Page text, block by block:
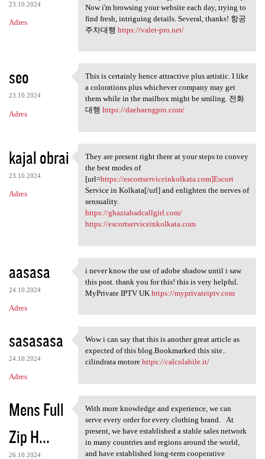
23.10.2024
Adres
Now i'm browsing your website each day, trying to
find fresh, intriguing details. Several, thanks! 항공
주차대행 https://valet-pro.net/
seo
23.10.2024
Adres
This is certainly hence
This is certainly hence attractive plus artistic. I like
a colorations plus whichever company may get
them while in the mailbox might be smiling. 전화
대행 https://daehaengpro.com/
kajal obrai
23.10.2024
Adres
They are present right there
They are present right there at your steps to convey
the best modes of
[url=https://escortserviceinkolkata.com]Escort
Service in Kolkata[/url] and enlighten the nerves of
sensuality.
https://ghaziabadcallgirl.com/
https://escortserviceinkolkata.com
aasasa
24.10.2024
Adres
i never know the use of adobe
i never know the use of adobe shadow until i saw
this post. thank you for this! this is very helpful.
MyPrivate IPTV UK https://myprivateiptv.com
sasasasa
24.10.2024
Adres
Wow i can say that this is
Wow i can say that this is another great article as
expected of this blog.Bookmarked this site..
cilindrata motore https://calcolabile.it/
Mens Full
Zip H...
26.10.2024
With more knowledge and
With more knowledge and experience, we can
serve every order for every clothing brand. At
present, we have established a stable sales network
in many countries and regions around the world,
and have established long-term cooperative